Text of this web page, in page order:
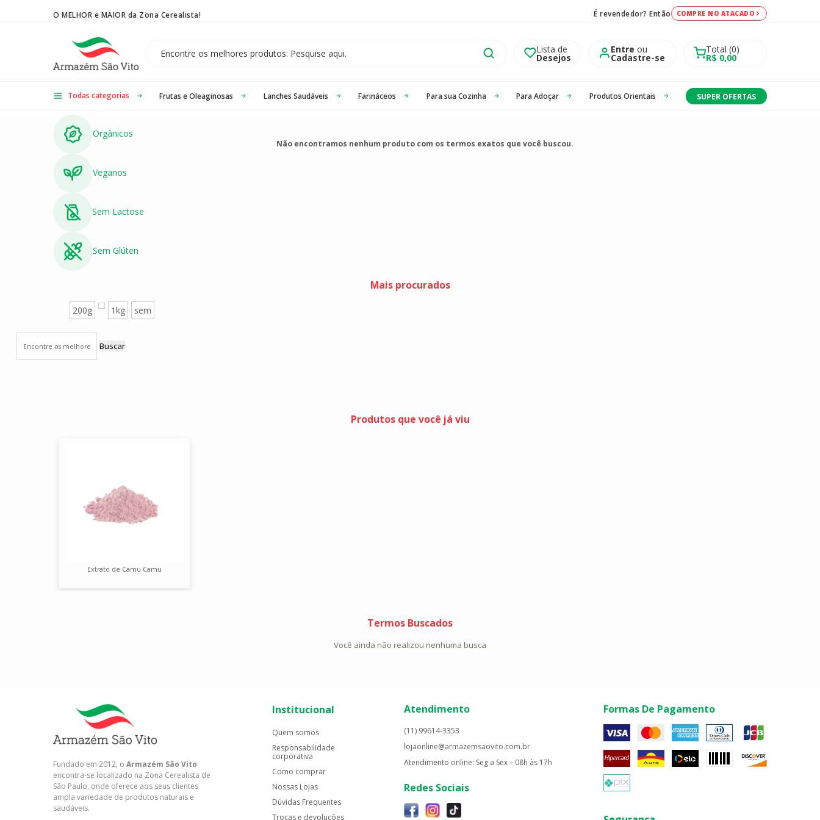
O MELHOR e MAIOR da Zona Cerealista!
É revendedor? Então COMPRE NO ATACADO
Lista de
Desejos
Entre ou
Cadastre-se
Total 0
R$ 0,00
Todas categorias Frutas e Oleaginosas Lanches Saudáveis Farináceos Para sua Cozinha Para Adoçar Produtos Orientais SUPER OFERTAS
Orgânicos
Veganos
Sem Lactose
Sem Glúten
Não encontramos nenhum produto com os termos exatos que você buscou.
Mais procurados
200g 1kg sem
Buscar
Produtos que você já viu
Extrato de Camu Camu
Termos Buscados
Você ainda não realizou nenhuma busca
Fundado em 2012, o Armazém São Vito
encontra-se localizado na Zona Cerealista de
São Paulo, onde oferece aos seus clientes
ampla variedade de produtos naturais e
saudáveis.
Institucional
Quem somos
Responsabilidade
corporativa
Como comprar
Nossas Lojas
Dúvidas Frequentes
Trocas e devoluções
Atendimento
(11) 99614-3353
lojaonline@armazemsaovito.com.br
Atendimento online: Seg a Sex – 08h às 17h
Redes Sociais
Formas De Pagamento